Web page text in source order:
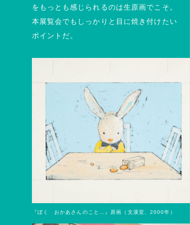
をもっとも感じられるのは生原画でこそ。
本展覧会でもしっかりと目に焼き付けたい
ポイントだ。
『ぼく おかあさんのこと…』原画（文溪堂、2000年）